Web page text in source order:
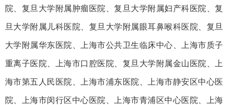
院、复旦大学附属肿瘤医院、复旦大学附属妇产科医院、复
旦大学附属儿科医院、复旦大学附属眼耳鼻喉科医院、复旦
大学附属华东医院、 上海市公共卫生临床中心、 上海市质子
重离子医院、 上海市口腔医院、复旦大学附属金山医院、上
海市第五人民医院、 上海市浦东医院、 上海市静安区中心医
院、 上海市闵行区中心医院、 上海市青浦区中心医院、 上海